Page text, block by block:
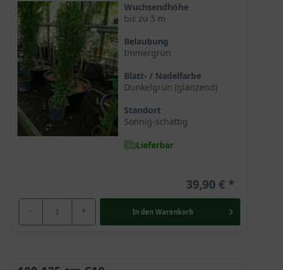
den Garten selbst im tristen Winter mit ihrem
Wuchsendhöhe
bis zu 5 m
Belaubung
Immergrün
Blatt- / Nadelfarbe
Dunkelgrün (glänzend)
Standort
Sonnig-schattig
Lieferbar
39,90 €
- + In den Warenkorb